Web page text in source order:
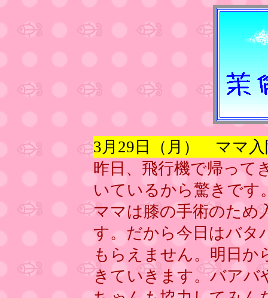
3月29日（月） ママ入
昨日、飛行機で帰って
いているから驚きです
ママは膝の手術のため
す。だから今日はバタ
もらえません。明日か
きていきます。バアバ